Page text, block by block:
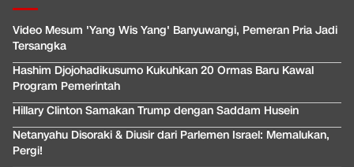
Video Mesum 'Yang Wis Yang' Banyuwangi, Pemeran Pria Jadi
Tersangka
Hashim Djojohadikusumo Kukuhkan 20 Ormas Baru Kawal
Program Pemerintah
Hillary Clinton Samakan Trump dengan Saddam Husein
Netanyahu Disoraki & Diusir dari Parlemen Israel: Memalukan,
Pergi!